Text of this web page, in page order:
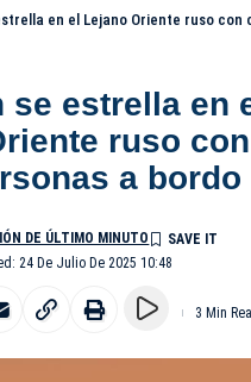
en el Lejano Oriente ruso con cerca de 50
se estrella en
ruso
a bordo
24 De Julio De 2025 10:48
DE ÚLTIMO MINUTO
3 Min